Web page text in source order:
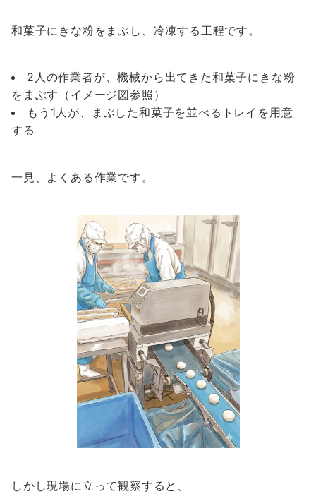
和菓子にきな粉をまぶし、冷凍する工程です。
2人の作業者が、機械から出てきた和菓子にきな粉
をまぶす（イメージ図参照）
もう1人が、まぶした和菓子を並べるトレイを用意
する
一見、よくある作業です。
しかし現場に立って観察すると、